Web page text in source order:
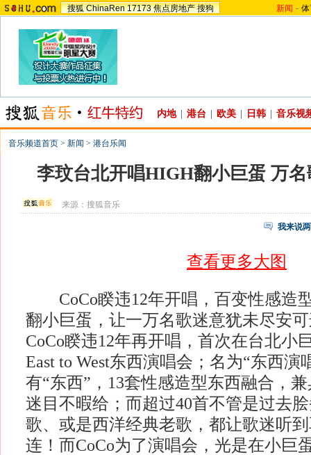
搜狐 ChinaRen 17173 焦点房地产 搜狗 新闻 -
内地 港台 欧美 日韩 音乐视
音乐频道首页 > 新闻 > 港台乐闻
李玟台北开唱HIGH翻小巨蛋 万
来源：搜狐音乐
我来说
查看更多大图
CoCo睽违12年开唱，百变性感造
翻小巨蛋，让一万名歌迷意犹未尽安
CoCo睽违12年再开唱，首次在台北小
East to West东西演唱会；名为“东西演
有“东西”，13套性感造型东西融合，
迷目不暇给；而超过40首不管是过去
歌、或是西洋经典老歌，都让歌迷听
连！而CoCo为了演唱会，光是在小巨